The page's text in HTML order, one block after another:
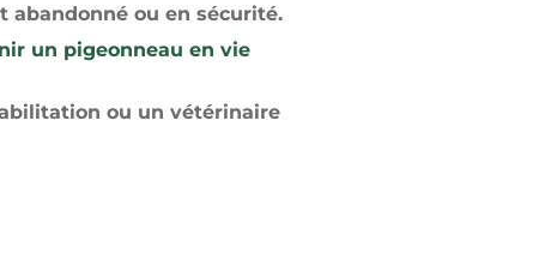
abandonné ou en sécurité.
un pigeonneau en vie
ou un vétérinaire